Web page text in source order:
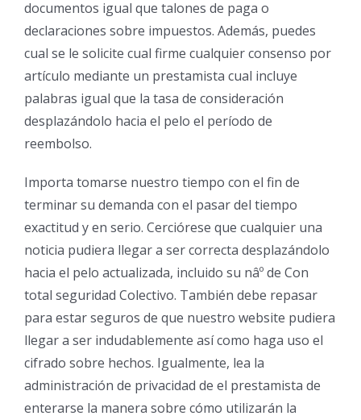
documentos igual que talones de paga o
declaraciones sobre impuestos. Además, puedes
cual se le solicite cual firme cualquier consenso por
artículo mediante un prestamista cual incluye
palabras igual que la tasa de consideración
desplazándolo hacia el pelo el período de
reembolso.
Importa tomarse nuestro tiempo con el fin de
terminar su demanda con el pasar del tiempo
exactitud y en serio. Cerciórese que cualquier una
noticia pudiera llegar a ser correcta desplazándolo
hacia el pelo actualizada, incluido su nâº de Con
total seguridad Colectivo. También debe repasar
para estar seguros de que nuestro website pudiera
llegar a ser indudablemente así­ como haga uso el
cifrado sobre hechos. Igualmente, lea la
administración de privacidad de el prestamista de
enterarse la manera sobre cómo utilizarán la